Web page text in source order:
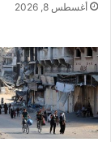
أغسطس 8, 2026